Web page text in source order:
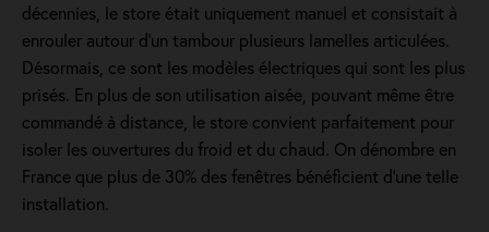
décennies, le store était uniquement manuel et consistait à
enrouler autour d'un tambour plusieurs lamelles articulées.
Désormais, ce sont les modèles électriques qui sont les plus
prisés. En plus de son utilisation aisée, pouvant même être
commandé à distance, le store convient parfaitement pour
isoler les ouvertures du froid et du chaud. On dénombre en
France que plus de 30% des fenêtres bénéficient d'une telle
installation.